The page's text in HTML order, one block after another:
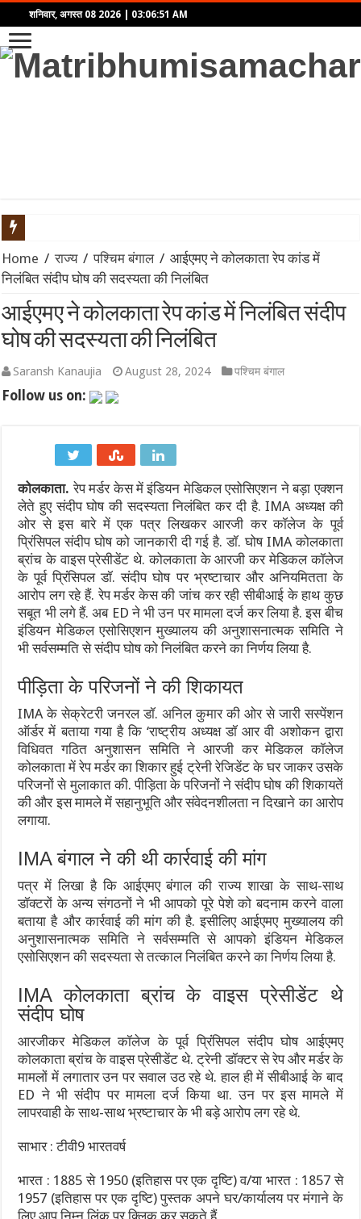
शनिवार, अगस्त 08 2026 03:06:51 AM
LEAP India IPO: ₹2,480 करोड़ का आईपीओ खुला, KKR समर्थित
प्रहार: द उज्ज्वल निकम स्टोरी – कसाब केस से लेकर कोर्टरूम ड्रामे तक,
भारत-चीन सीमा वार्ता 2026: LAC पर शांति और कूटनीतिक संवाद का
IND vs SL 2026: श्रीलंका दौरे पर भारत को बड़ा झटका! अभ्यास मैच से
IND vs SL Test Series 2026: मुथैया मुरलीधरन का ‘800’ का
600वां टेस्ट: भारतीय क्रिकेट का ऐतिहासिक पड़ाव, गाले में रचेगा नया
WTC Final Race 2025-27: भारत बनाम श्रीलंका टेस्ट सीरीज क्यों है
Home / राज्य / पश्चिम बंगाल / आईएमए ने कोलकाता रेप कांड में
निलंबित संदीप घोष की सदस्यता की निलंबित
आईएमए ने कोलकाता रेप कांड में निलंबित संदीप
घोष की सदस्यता की निलंबित
Saransh Kanaujia August 28, 2024 पश्चिम बंगाल
Follow us on:
कोलकाता. रेप मर्डर केस में इंडियन मेडिकल एसोसिएशन ने बड़ा एक्शन
लेते हुए संदीप घोष की सदस्यता निलंबित कर दी है. IMA अध्यक्ष की
ओर से इस बारे में एक पत्र लिखकर आरजी कर कॉलेज के पूर्व
प्रिंसिपल संदीप घोष को जानकारी दी गई है. डॉ. घोष IMA कोलकाता
ब्रांच के वाइस प्रेसीडेंट थे. कोलकाता के आरजी कर मेडिकल कॉलेज
के पूर्व प्रिंंसिपल डॉ. संदीप घोष पर भ्रष्टाचार और अनियमितता के
आरोप लग रहे हैं. रेप मर्डर केस की जांच कर रही सीबीआई के हाथ कुछ
सबूत भी लगे हैं. अब ED ने भी उन पर मामला दर्ज कर लिया है. इस बीच
इंडियन मेडिकल एसोसिएशन मुख्यालय की अनुशासनात्मक समिति ने
भी सर्वसम्मति से संदीप घोष को निलंबित करने का निर्णय लिया है.
पीड़िता के परिजनों ने की शिकायत
IMA के सेक्रेटरी जनरल डॉ. अनिल कुमार की ओर से जारी सस्पेंशन
ऑर्डर में बताया गया है कि ‘राष्ट्रीय अध्यक्ष डॉ आर वी अशोकन द्वारा
विधिवत गठित अनुशासन समिति ने आरजी कर मेडिकल कॉलेज
कोलकाता में रेप मर्डर का शिकार हुई ट्रेनी रेजिडेंट के घर जाकर उसके
परिजनों से मुलाकात की. पीड़िता के परिजनों ने संदीप घोष की शिकायतें
की और इस मामले में सहानुभूति और संवेदनशीलता न दिखाने का आरोप
लगाया.
IMA बंगाल ने की थी कार्रवाई की मांग
पत्र में लिखा है कि आईएमए बंगाल की राज्य शाखा के साथ-साथ
डॉक्टरों के अन्य संगठनों ने भी आपको पूरे पेशे को बदनाम करने वाला
बताया है और कार्रवाई की मांग की है. इसीलिए आईएमए मुख्यालय की
अनुशासनात्मक समिति ने सर्वसम्मति से आपको इंडियन मेडिकल
एसोसिएशन की सदस्यता से तत्काल निलंबित करने का निर्णय लिया है.
IMA कोलकाता ब्रांच के वाइस प्रेसीडेंट थे
संदीप घोष
आरजीकर मेडिकल कॉलेज के पूर्व प्रिंंसिपल संदीप घोष आईएमए
कोलकाता ब्रांच के वाइस प्रेसीडेंट थे. ट्रेनी डॉक्टर से रेप और मर्डर के
मामलों में लगातार उन पर सवाल उठ रहे थे. हाल ही में सीबीआई के बाद
ED ने भी संदीप पर मामला दर्ज किया था. उन पर इस मामले में
लापरवाही के साथ-साथ भ्रष्टाचार के भी बड़े आरोप लग रहे थे.
साभार : टीवी9 भारतवर्ष
भारत : 1885 से 1950 (इतिहास पर एक दृष्टि) व/या भारत : 1857 से
1957 (इतिहास पर एक दृष्टि) पुस्तक अपने घर/कार्यालय पर मंगाने के
लिए आप निम्न लिंक पर क्लिक कर सकते हैं